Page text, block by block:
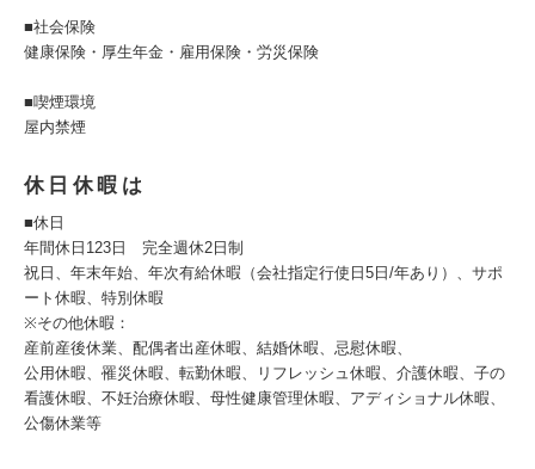
■社会保険
健康保険・厚生年金・雇用保険・労災保険
■喫煙環境
屋内禁煙
休日休暇は
■休日
年間休日123日 完全週休2日制
祝日、年末年始、年次有給休暇（会社指定行使日5日/年あり）、サポ
ート休暇、特別休暇
※その他休暇：
産前産後休業、配偶者出産休暇、結婚休暇、忌慰休暇、
公用休暇、罹災休暇、転勤休暇、リフレッシュ休暇、介護休暇、子の
看護休暇、不妊治療休暇、母性健康管理休暇、アディショナル休暇、
公傷休業等